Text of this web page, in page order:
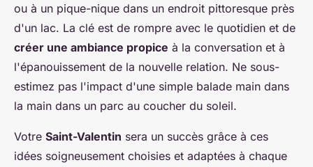
ou à un pique-nique dans un endroit pittoresque près
d'un lac. La clé est de rompre avec le quotidien et de
créer une ambiance propice à la conversation et à
l'épanouissement de la nouvelle relation. Ne sous-
estimez pas l'impact d'une simple balade main dans
la main dans un parc au coucher du soleil.
Votre Saint-Valentin sera un succès grâce à ces
idées soigneusement choisies et adaptées à chaque